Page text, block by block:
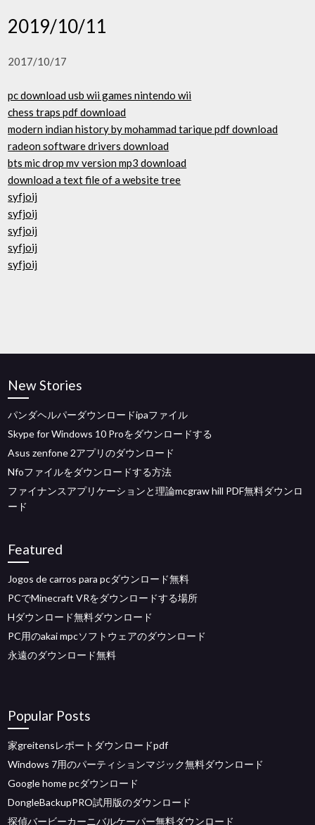
2019/10/11
2017/10/17
pc download usb wii games nintendo wii
chess traps pdf download
modern indian history by mohammad tarique pdf download
radeon software drivers download
bts mic drop mv version mp3 download
download a text file of a website tree
syfjoij
syfjoij
syfjoij
syfjoij
syfjoij
New Stories
パンダヘルパーダウンロードipaファイル
Skype for Windows 10 Proをダウンロードする
Asus zenfone 2アプリのダウンロード
Nfoファイルをダウンロードする方法
ファイナンスアプリケーションと理論mcgraw hill PDF無料ダウンロ
ード
Featured
Jogos de carros para pcダウンロード無料
PCでMinecraft VRをダウンロードする場所
Hダウンロード無料ダウンロード
PC用のakai mpcソフトウェアのダウンロード
永遠のダウンロード無料
Popular Posts
家greitensレポートダウンロードpdf
Windows 7用のパーティションマジック無料ダウンロード
Google home pcダウンロード
DongleBackupPRO試用版のダウンロード
探偵バービーカーニバルケーパー無料ダウンロード